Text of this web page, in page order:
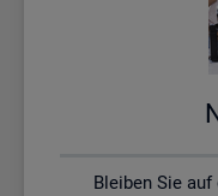
Bleiben Sie